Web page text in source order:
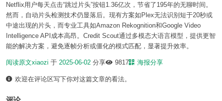
Netflix用户每天点击“跳过片头”按钮1.36亿次，节省了195年的无聊时间。
然而，自动片头检测技术仍显落后。现有方案如Plex无法识别短于20秒或
中途出现的片头，而专业工具如Amazon Rekognition和Google Video
Intelligence API成本高昂。Credit Scout通过多模态大语言模型，提供更智
能的解决方案，避免逐帧分析或僵化的模式匹配，显著提升效率。
阅读原文xiaozi 于 2025-06-02 分享 9817 海报分享
欢迎在评论区写下你对这篇文章的看法。